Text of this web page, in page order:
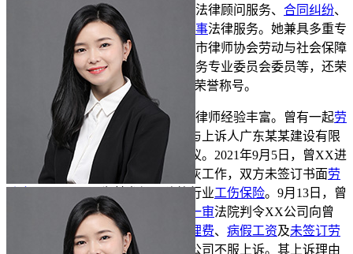
继承纠纷处理，同时精通企业法律顾问服务、 合同纠纷、
房地产纠纷、公司纠纷 民商事法律服务。她兼具多重专
业身份与公益担当，系第十届中山市律师协会劳动与社会保障
法律专业委员会委员、跨境法律服务专业委员会委员等，还荣
获“2024年度热心公益事业律师”等荣誉称号。
在劳动纠纷处理方面，邓泳怡律师经验丰富。曾有一起劳
二审案件，被 上诉人
曾XX与上诉人广东某某建设有限
公司、原审被告唐XX发生劳动争议。2021年9月5日，曾XX进
入XX公司承建的案涉工地从事批灰工作，双方未签订书面劳
，XX公司为其参加了建筑行业工伤保险。9月13日，曾
XX工作时受伤，被认定为
一审法院判令XX公司向曾
停工留薪期工资 护理费、 病假工资及未签订劳
二倍工资差额等款项，XX公司不服上诉。其上诉理由